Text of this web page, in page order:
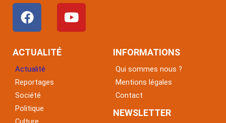
F
a
c
e
o
o
k
Y
o
u
ACTUALITÉ
Actualité
Reportages
Société
Politique
INFORMATIONS
Qui sommes nous ?
Mentions légales
Contact
NEWSLETTER